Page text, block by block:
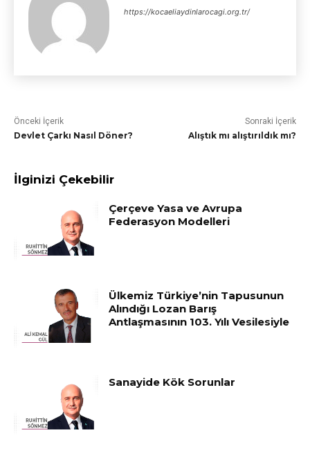
https://kocaeliaydinlarocagi.org.tr/
Önceki İçerik
Devlet Çarkı Nasıl Döner?
Sonraki İçerik
Alıştık mı alıştırıldık mı?
İlginizi Çekebilir
Çerçeve Yasa ve Avrupa
Federasyon Modelleri
Ülkemiz Türkiye’nin Tapusunun
Alındığı Lozan Barış
Antlaşmasının 103. Yılı Vesilesiyle
Sanayide Kök Sorunlar